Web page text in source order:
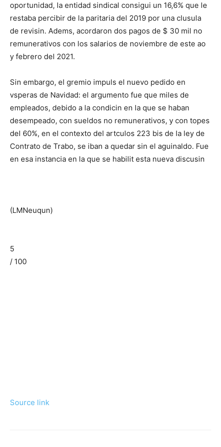
oportunidad, la entidad sindical consigui un 16,6% que le
restaba percibir de la paritaria del 2019 por una clusula
de revisin. Adems, acordaron dos pagos de $ 30 mil no
remunerativos con los salarios de noviembre de este ao
y febrero del 2021.
Sin embargo, el gremio impuls el nuevo pedido en
vsperas de Navidad: el argumento fue que miles de
empleados, debido a la condicin en la que se haban
desempeado, con sueldos no remunerativos, y con topes
del 60%, en el contexto del artculos 223 bis de la ley de
Contrato de Trabo, se iban a quedar sin el aguinaldo. Fue
en esa instancia en la que se habilit esta nueva discusin
(LMNeuqun)
5
/ 100
Source link